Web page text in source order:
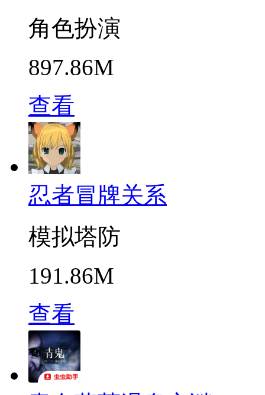
角色扮演
897.86M
查看
忍者冒牌关系
模拟塔防
191.86M
查看